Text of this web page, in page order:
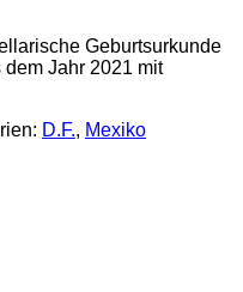
Geburtsurkunde
Jahr 2021 mit
D.F., Mexiko